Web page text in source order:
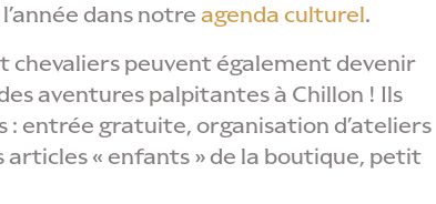
dans notre agenda culturel.
chevaliers peuvent également devenir
aventures palpitantes à Chillon ! Ils
: entrée gratuite, organisation d’ateliers
articles « enfants » de la boutique, petit